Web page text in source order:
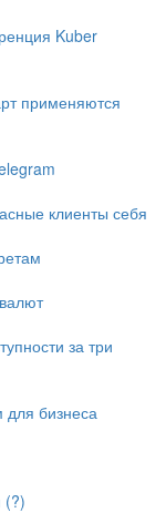
Kuber
применяются
клиенты себя
за три
для бизнеса
(?)